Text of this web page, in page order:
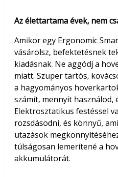
Az élettartama évek, nem
Amikor egy Ergonomic
vásárolsz, befektetésnek
kiadásnak. Ne aggódj a
miatt. Szuper tartós,
a hagyományos
számít, mennyit használod,
Elektrosztatikus festéssel
rozsdásodni, és könnyű,
utazások
túlságosan lemerítené a
akkumulátorát.